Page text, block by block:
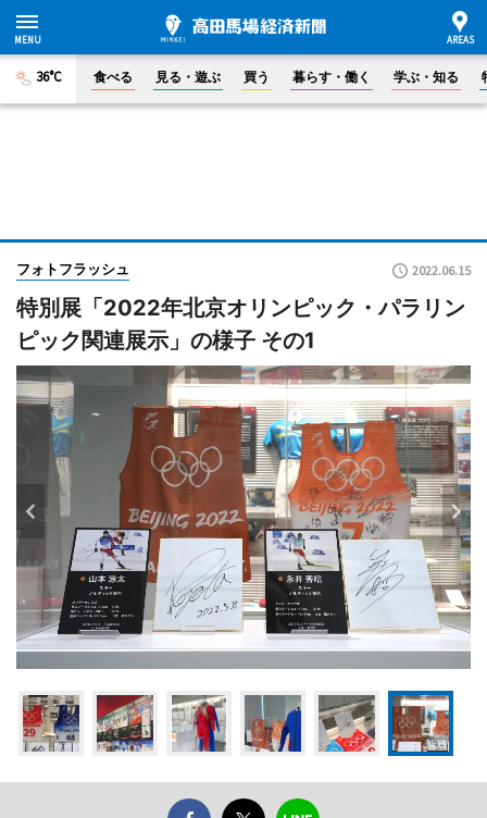
36°C 食べる 見る・遊ぶ 買う 暮らす・働く 学ぶ・知る
フォトフラッシュ 2022.06.15
特別展「2022年北京オリンピック・パラリン
ピック関連展示」の様子 その1